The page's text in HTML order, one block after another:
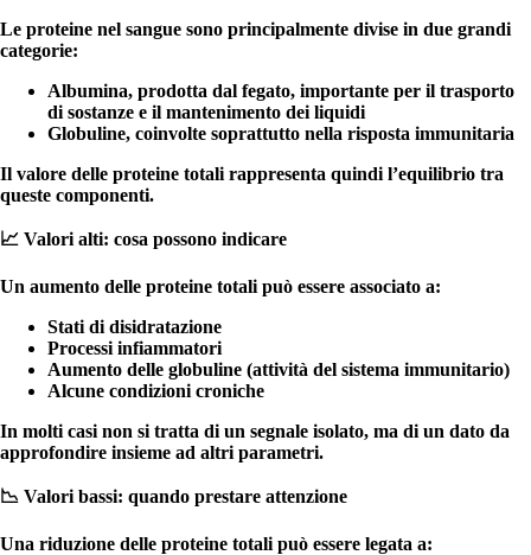
Le proteine nel sangue sono principalmente divise in due grandi
categorie:
Albumina, prodotta dal fegato, importante per il trasporto
di sostanze e il mantenimento dei liquidi
Globuline, coinvolte soprattutto nella risposta immunitaria
Il valore delle proteine totali rappresenta quindi l’equilibrio tra
queste componenti.
📈 Valori alti: cosa possono indicare
Un aumento delle proteine totali può essere associato a:
Stati di disidratazione
Processi infiammatori
Aumento delle globuline (attività del sistema immunitario)
Alcune condizioni croniche
In molti casi non si tratta di un segnale isolato, ma di un dato da
approfondire insieme ad altri parametri.
📉 Valori bassi: quando prestare attenzione
Una riduzione delle proteine totali può essere legata a: